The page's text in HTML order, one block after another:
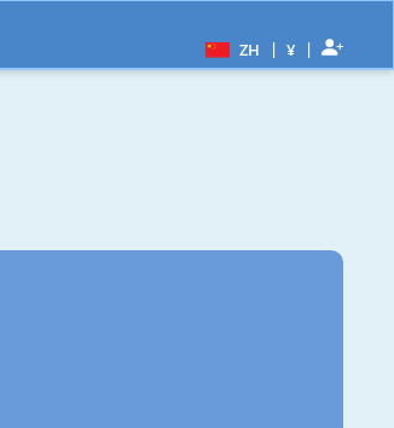
ZH | ¥ |